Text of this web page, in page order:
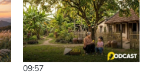
09:57